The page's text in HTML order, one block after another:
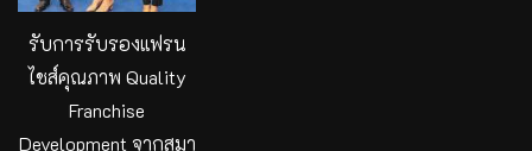
รับการรับรองแฟรน
ไชส์คุณภาพ Quality
Franchise
Development จากสมา